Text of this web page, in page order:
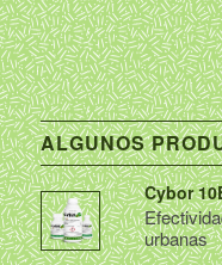
ALGUNOS
Cybor
urbanas